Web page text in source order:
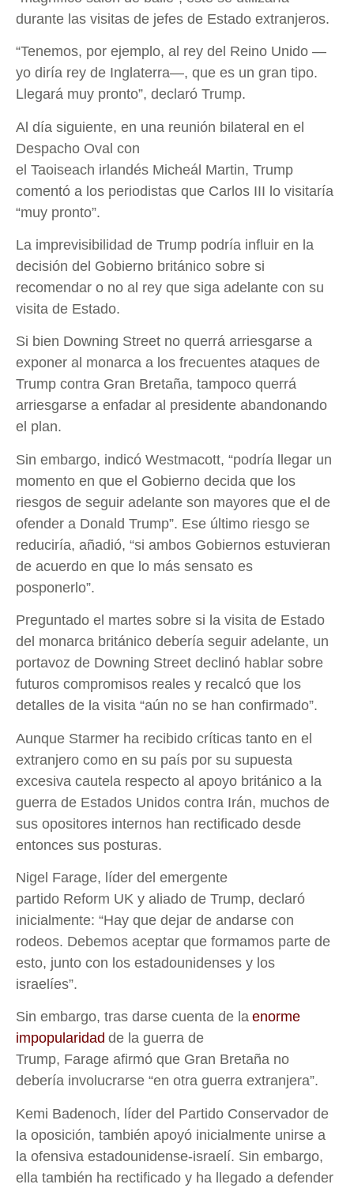
durante las visitas de jefes de Estado extranjeros.
“Tenemos, por ejemplo, al rey del Reino Unido —
yo diría rey de Inglaterra—, que es un gran tipo.
Llegará muy pronto”, declaró Trump.
Al día siguiente, en una reunión bilateral en el
Despacho Oval con
el Taoiseach irlandés Micheál Martin, Trump
comentó a los periodistas que Carlos III lo visitaría
“muy pronto”.
La imprevisibilidad de Trump podría influir en la
decisión del Gobierno británico sobre si
recomendar o no al rey que siga adelante con su
visita de Estado.
Si bien Downing Street no querrá arriesgarse a
exponer al monarca a los frecuentes ataques de
Trump contra Gran Bretaña, tampoco querrá
arriesgarse a enfadar al presidente abandonando
el plan.
Sin embargo, indicó Westmacott, “podría llegar un
momento en que el Gobierno decida que los
riesgos de seguir adelante son mayores que el de
ofender a Donald Trump”. Ese último riesgo se
reduciría, añadió, “si ambos Gobiernos estuvieran
de acuerdo en que lo más sensato es
posponerlo”.
Preguntado el martes sobre si la visita de Estado
del monarca británico debería seguir adelante, un
portavoz de Downing Street declinó hablar sobre
futuros compromisos reales y recalcó que los
detalles de la visita “aún no se han confirmado”.
Aunque Starmer ha recibido críticas tanto en el
extranjero como en su país por su supuesta
excesiva cautela respecto al apoyo británico a la
guerra de Estados Unidos contra Irán, muchos de
sus opositores internos han rectificado desde
entonces sus posturas.
Nigel Farage, líder del emergente
partido Reform UK y aliado de Trump, declaró
inicialmente: “Hay que dejar de andarse con
rodeos. Debemos aceptar que formamos parte de
esto, junto con los estadounidenses y los
israelíes”.
Sin embargo, tras darse cuenta de la enorme
impopularidad de la guerra de
Trump, Farage afirmó que Gran Bretaña no
debería involucrarse “en otra guerra extranjera”.
Kemi Badenoch, líder del Partido Conservador de
la oposición, también apoyó inicialmente unirse a
la ofensiva estadounidense-israelí. Sin embargo,
ella también ha rectificado y ha llegado a defender